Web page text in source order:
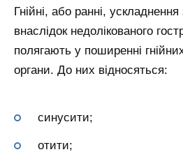
Гнійні, або ранні,
внаслідок недолікованого
полягають у поширенні
органи. До них відносяться:
синусити;
отити;